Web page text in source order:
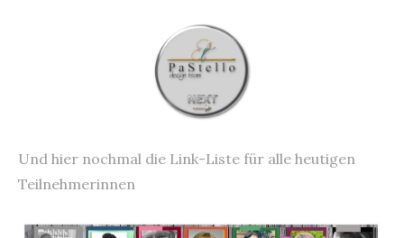
Und hier nochmal die Link-Liste für alle heutigen
Teilnehmerinnen